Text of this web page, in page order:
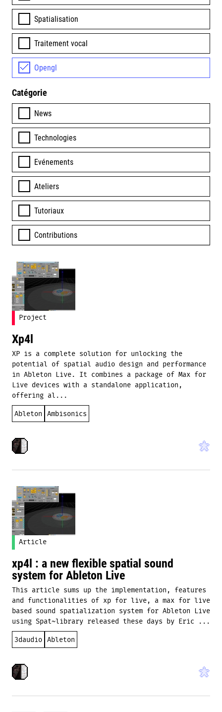
Spatialisation
Traitement vocal
Opengl
Catégorie
News
Technologies
Evénements
Ateliers
Tutoriaux
Contributions
Project
Xp4l
XP is a complete solution for unlocking the
potential of spatial audio design and performance
in Ableton Live. It combines a package of Max for
Live devices with a standalone application,
offering al...
Ableton Ambisonics
Article
xp4l : a new flexible spatial sound
system for Ableton Live
This article sums up the implementation, features
and functionalities of xp for live, a max for live
based sound spatialization system for Ableton Live
using Spat~library released these days by Eric ...
3daudio Ableton